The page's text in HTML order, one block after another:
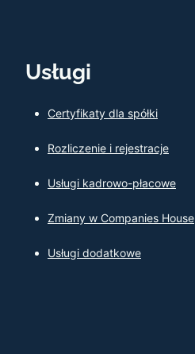
Usługi
Certyfikaty dla spółki
Rozliczenie i rejestracje
Usługi kadrowo-płacowe
Zmiany w Companies House
Usługi dodatkowe